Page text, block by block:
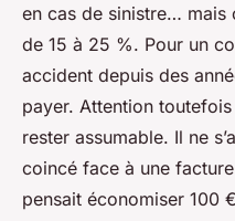
en cas de sinistre… mais
de 15 à 25 %. Pour un
accident depuis des
payer. Attention
rester assumable. Il ne
coincé face à une
pensait économiser 100